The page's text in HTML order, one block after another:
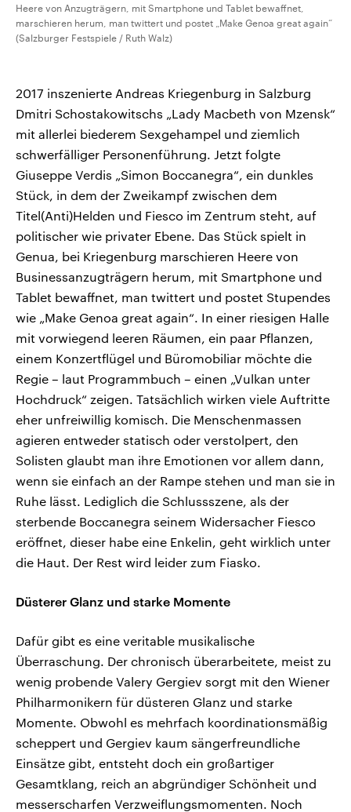
Heere von Anzugträgern, mit Smartphone und Tablet bewaffnet,
marschieren herum, man twittert und postet „Make Genoa great again“
(Salzburger Festspiele / Ruth Walz)
2017 inszenierte Andreas Kriegenburg in Salzburg
Dmitri Schostakowitschs „Lady Macbeth von Mzensk“
mit allerlei biederem Sexgehampel und ziemlich
schwerfälliger Personenführung. Jetzt folgte
Giuseppe Verdis „Simon Boccanegra“, ein dunkles
Stück, in dem der Zweikampf zwischen dem
Titel(Anti)Helden und Fiesco im Zentrum steht, auf
politischer wie privater Ebene. Das Stück spielt in
Genua, bei Kriegenburg marschieren Heere von
Businessanzugträgern herum, mit Smartphone und
Tablet bewaffnet, man twittert und postet Stupendes
wie „Make Genoa great again“. In einer riesigen Halle
mit vorwiegend leeren Räumen, ein paar Pflanzen,
einem Konzertflügel und Büromobiliar möchte die
Regie – laut Programmbuch – einen „Vulkan unter
Hochdruck“ zeigen. Tatsächlich wirken viele Auftritte
eher unfreiwillig komisch. Die Menschenmassen
agieren entweder statisch oder verstolpert, den
Solisten glaubt man ihre Emotionen vor allem dann,
wenn sie einfach an der Rampe stehen und man sie in
Ruhe lässt. Lediglich die Schlussszene, als der
sterbende Boccanegra seinem Widersacher Fiesco
eröffnet, dieser habe eine Enkelin, geht wirklich unter
die Haut. Der Rest wird leider zum Fiasko.
Düsterer Glanz und starke Momente
Dafür gibt es eine veritable musikalische
Überraschung. Der chronisch überarbeitete, meist zu
wenig probende Valery Gergiev sorgt mit den Wiener
Philharmonikern für düsteren Glanz und starke
Momente. Obwohl es mehrfach koordinationsmäßig
scheppert und Gergiev kaum sängerfreundliche
Einsätze gibt, entsteht doch ein großartiger
Gesamtklang, reich an abgründiger Schönheit und
messerscharfen Verzweiflungsmomenten. Noch